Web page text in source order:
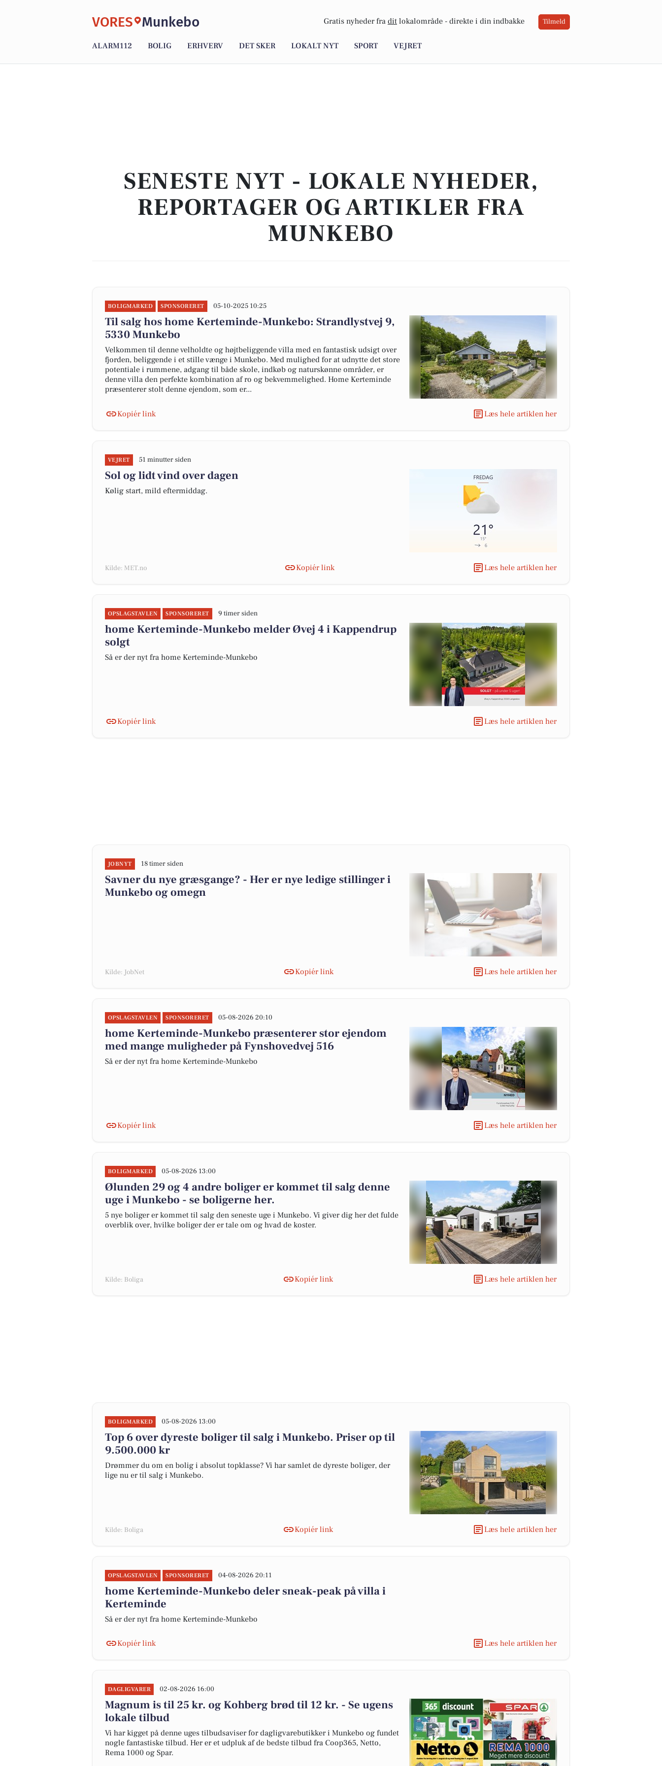
VORES Munkebo Gratis nyheder fra dit lokalområde - direkte i din indbakke Tilmeld
ALARM112 BOLIG ERHVERV DET SKER LOKALT NYT SPORT VEJRET
SENESTE NYT - LOKALE NYHEDER,
REPORTAGER OG ARTIKLER FRA
MUNKEBO
BOLIGMARKED SPONSORERET 05-10-2025 10:25
Til salg hos home Kerteminde-Munkebo: Strandlystvej 9,
5330 Munkebo
Velkommen til denne velholdte og højtbeliggende villa med en fantastisk udsigt over
fjorden, beliggende i et stille vænge i Munkebo. Med mulighed for at udnytte det store
potentiale i rummene, adgang til både skole, indkøb og naturskønne områder, er
denne villa den perfekte kombination af ro og bekvemmelighed. Home Kerteminde
præsenterer stolt denne ejendom, som er...
Kopiér link Læs hele artiklen her
VEJRET 51 minutter siden
Sol og lidt vind over dagen
Kølig start, mild eftermiddag.
Kilde: MET.no Kopiér link Læs hele artiklen her
OPSLAGSTAVLEN SPONSORERET 9 timer siden
home Kerteminde-Munkebo melder Øvej 4 i Kappendrup
solgt
Så er der nyt fra home Kerteminde-Munkebo
Kopiér link Læs hele artiklen her
JOBNYT 18 timer siden
Savner du nye græsgange? - Her er nye ledige stillinger i
Munkebo og omegn
Kilde: JobNet Kopiér link Læs hele artiklen her
OPSLAGSTAVLEN SPONSORERET 05-08-2026 20:10
home Kerteminde-Munkebo præsenterer stor ejendom
med mange muligheder på Fynshovedvej 516
Så er der nyt fra home Kerteminde-Munkebo
Kopiér link Læs hele artiklen her
BOLIGMARKED 05-08-2026 13:00
Ølunden 29 og 4 andre boliger er kommet til salg denne
uge i Munkebo - se boligerne her.
5 nye boliger er kommet til salg den seneste uge i Munkebo. Vi giver dig her det fulde
overblik over, hvilke boliger der er tale om og hvad de koster.
Kilde: Boliga Kopiér link Læs hele artiklen her
BOLIGMARKED 05-08-2026 13:00
Top 6 over dyreste boliger til salg i Munkebo. Priser op til
9.500.000 kr
Drømmer du om en bolig i absolut topklasse? Vi har samlet de dyreste boliger, der
lige nu er til salg i Munkebo.
Kilde: Boliga Kopiér link Læs hele artiklen her
OPSLAGSTAVLEN SPONSORERET 04-08-2026 20:11
home Kerteminde-Munkebo deler sneak-peak på villa i
Kerteminde
Så er der nyt fra home Kerteminde-Munkebo
Kopiér link Læs hele artiklen her
DAGLIGVARER 02-08-2026 16:00
Magnum is til 25 kr. og Kohberg brød til 12 kr. - Se ugens
lokale tilbud
Vi har kigget på denne uges tilbudsaviser for dagligvarebutikker i Munkebo og fundet
nogle fantastiske tilbud. Her er et udpluk af de bedste tilbud fra Coop365, Netto,
Rema 1000 og Spar.